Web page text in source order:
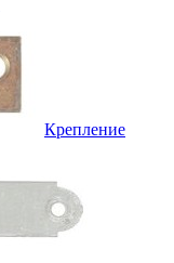
Крепление